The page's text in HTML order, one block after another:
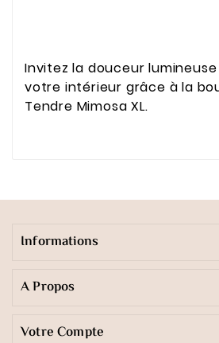
Invitez la douceur
votre intérieur grâce à la
Tendre Mimosa XL.
Informations
A Propos
Votre Compte